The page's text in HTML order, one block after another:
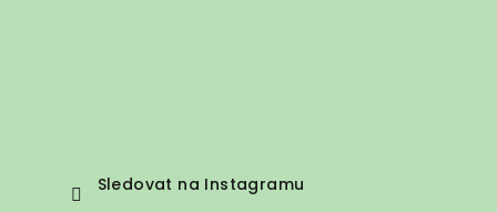
Sledovat na Instagramu